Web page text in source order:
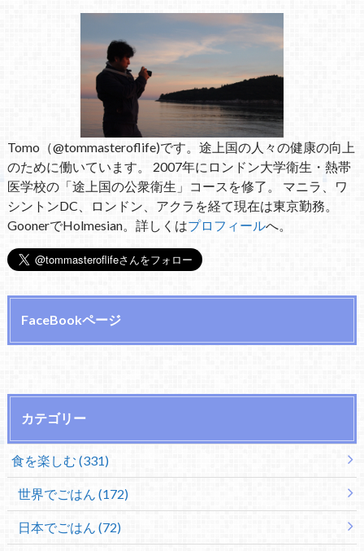
Tomo（@tommasteroflife)です。途上国の人々の健康の向上
のために働いています。 2007年にロンドン大学衛生・熱帯
医学校の「途上国の公衆衛生」コースを修了。 マニラ、ワ
シントンDC、ロンドン、アクラを経て現在は東京勤務。
GoonerでHolmesian。詳しくはプロフィールへ。
FaceBookページ
カテゴリー
食を楽しむ (331)
世界でごはん (172)
日本でごはん (72)